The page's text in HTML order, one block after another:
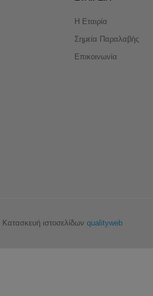
Η Εταιρία
Σημεία Παραλαβής
Επικοινωνία
Κατασκευή ιστοσελίδων qualityweb